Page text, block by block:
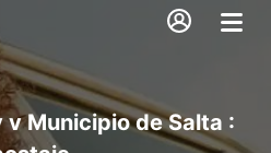
Municipio de Salta :